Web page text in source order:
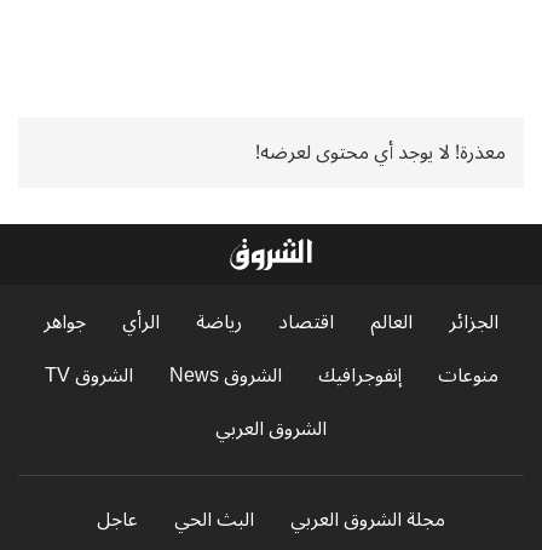
معذرة! لا يوجد أي محتوى لعرضه!
الجزائر العالم اقتصاد رياضة الرأي
جواهر
منوعات
إنفوجرافيك الشروق News
الشروق TV
الشروق العربي
مجلة الشروق العربي البث الحي عاجل